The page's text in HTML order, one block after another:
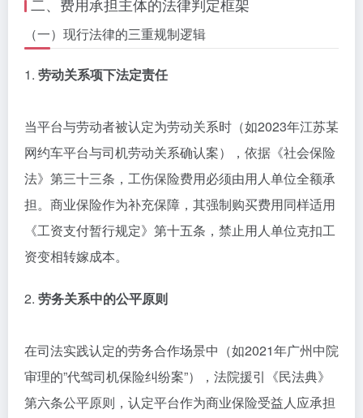
（一）现行法律的三重规制逻辑
1. 劳动关系项下法定责任
当平台与劳动者被认定为劳动关系时（如2023年江苏某
网约车平台与司机劳动关系确认案），依据《社会保险
法》第三十三条，工伤保险费用必须由用人单位全额承
担。商业保险作为补充保障，其强制购买费用同样适用
《工资支付暂行规定》第十五条，禁止用人单位克扣工
资变相转嫁成本。
2. 劳务关系中的公平原则
在司法实践认定的劳务合作场景中（如2021年广州中院
审理的”代驾司机保险纠纷案”），法院援引《民法典》
第六条公平原则，认定平台作为商业保险受益人应承担